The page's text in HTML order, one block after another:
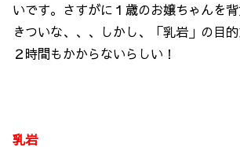
いです。さすがに１歳のお嬢ちゃんを
きついな、、、しかし、「乳岩」の目
２時間もかからないらしい！
乳岩